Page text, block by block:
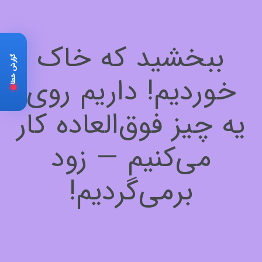
ببخشید که خاک
خوردیم! داریم روی
یه چیز فوق‌العاده کار
می‌کنیم — زود
برمی‌گردیم!
گزارش خطا